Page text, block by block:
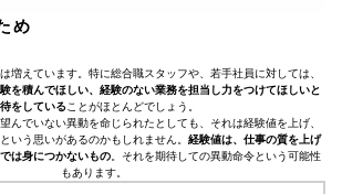
め
増えています。特に総合職スタッフや、若手社員に対しては、
を積んでほしい、経験のない業務を担当し力をつけてほしいと
をしている ことがほとんどでしょう。
んでいない異動を命じられたとしても、それは経験値を上げ、
いう思いがあるのかもしれません。 経験値は、仕事の質を上げ
は身につかないもの 。それを期待しての異動命令という可能性
もあります。